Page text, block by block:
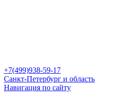
+7(499)938-59-17
Санкт-Петербург и область
Навигация по сайту